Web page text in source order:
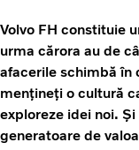
Contactați-ne
Volvo FH constituie
urma cărora au de
afacerile schimbă în
mențineți o cultură
exploreze idei noi.
generatoare de